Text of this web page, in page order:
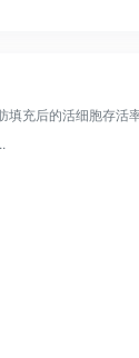
充后的活细胞存活